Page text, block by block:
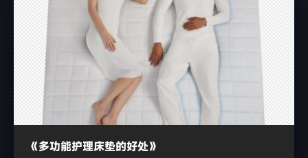
《多功能护理床垫的好处》